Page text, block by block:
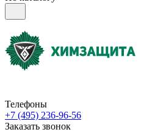
Телефоны
+7 (495) 236-96-56
Заказать звонок